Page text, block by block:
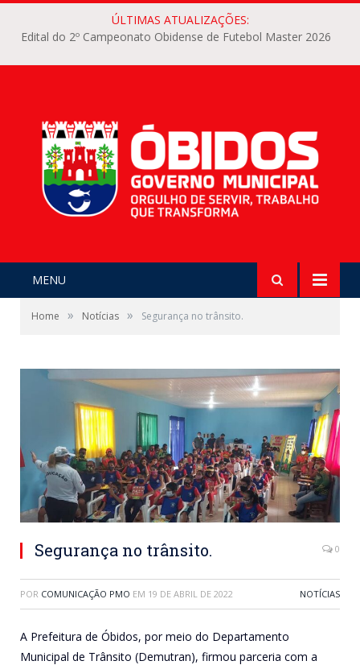
ÚLTIMAS ATUALIZAÇÕES:
Edital do 2º Campeonato Obidense de Futebol Master 2026
MENU
Home » Notícias » Segurança no trânsito.
Segurança no trânsito. 0
POR COMUNICAÇÃO PMO EM 19 DE ABRIL DE 2022 NOTÍCIAS
A Prefeitura de Óbidos, por meio do Departamento
Municipal de Trânsito (Demutran), firmou parceria com a